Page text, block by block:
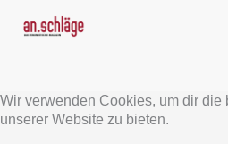
Wir verwenden Cookies, um dir
unserer Website zu bieten.